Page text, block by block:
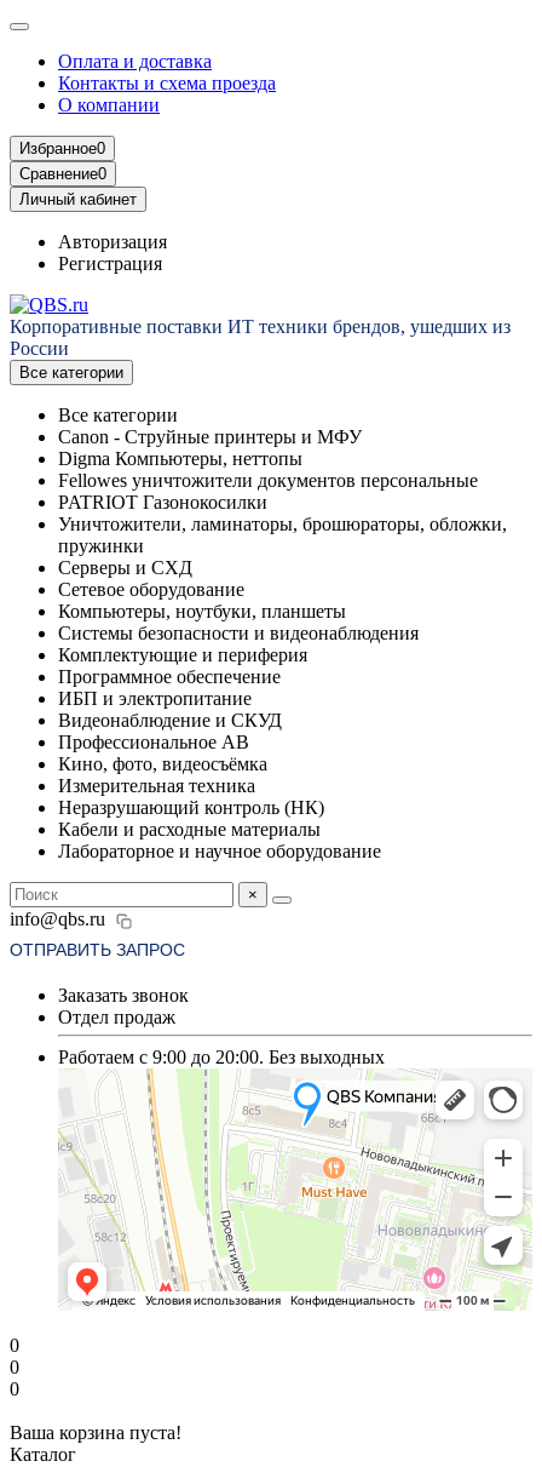
Оплата и доставка
Контакты и схема проезда
О компании
Избранное0
Сравнение0
Личный кабинет
Авторизация
Регистрация
Корпоративные поставки ИТ техники брендов, ушедших из
России
Все категории
Все категории
Canon - Струйные принтеры и МФУ
Digma Компьютеры, неттопы
Fellowes уничтожители документов персональные
PATRIOT Газонокосилки
Уничтожители, ламинаторы, брошюраторы, обложки,
пружинки
Серверы и СХД
Сетевое оборудование
Компьютеры, ноутбуки, планшеты
Системы безопасности и видеонаблюдения
Комплектующие и периферия
Программное обеспечение
ИБП и электропитание
Видеонаблюдение и СКУД
Профессиональное АВ
Кино, фото, видеосъёмка
Измерительная техника
Неразрушающий контроль (НК)
Кабели и расходные материалы
Лабораторное и научное оборудование
×
info@qbs.ru
ОТПРАВИТЬ ЗАПРОС
Заказать звонок
Отдел продаж
Работаем с 9:00 до 20:00. Без выходных
0
0
0
Ваша корзина пуста!
Каталог